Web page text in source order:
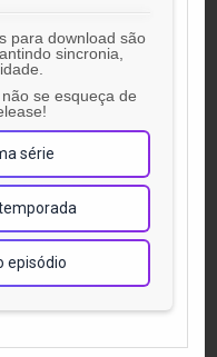
para download são
sincronia,
se esqueça de
série
episódio